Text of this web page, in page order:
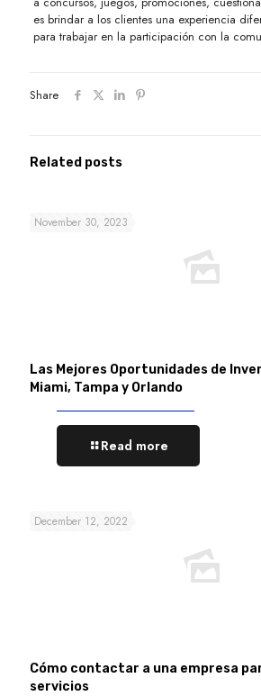
es brindar a los clientes una experiencia
para trabajar en la participación con la
Share
Related posts
November 30, 2023
Las Mejores Oportunidades de
Miami, Tampa y Orlando
Read more
December 12, 2022
Cómo contactar a una empresa
servicios